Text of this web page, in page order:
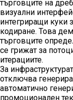
търговците на
визуални
интегриращи куки
кодиране. Това
търговците
се грижат за
итерациите.
За
отключва
автоматично
промоционален